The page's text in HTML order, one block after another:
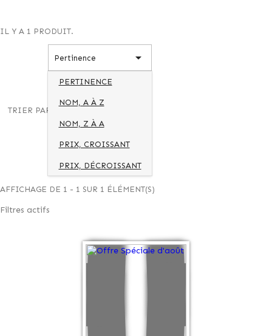
!
IL Y A 1 PRODUIT.
TRIER PAR :
Pertinence 
PERTINENCE
NOM, A À Z
NOM, Z À A
PRIX, CROISSANT
PRIX, DÉCROISSANT
AFFICHAGE DE 1 - 1 SUR 1 ÉLÉMENT(S)
Filtres actifs